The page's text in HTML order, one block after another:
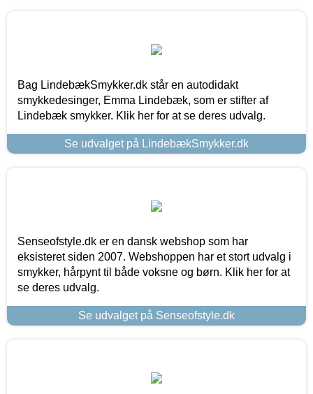
Bag LindebækSmykker.dk står en autodidakt
smykkedesinger, Emma Lindebæk, som er stifter af
Lindebæk smykker. Klik her for at se deres udvalg.
Se udvalget på LindebækSmykker.dk
Senseofstyle.dk er en dansk webshop som har
eksisteret siden 2007. Webshoppen har et stort udvalg i
smykker, hårpynt til både voksne og børn. Klik her for at
se deres udvalg.
Se udvalget på Senseofstyle.dk